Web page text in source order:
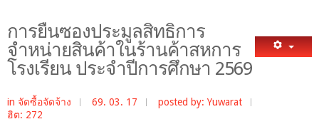
การยื่นซองประมูลสิทธิการ
จำหน่ายสินค้าในร้านค้าสหการ
โรงเรียน ประจำปีการศึกษา 2569
in จัดซื้อจัดจ้าง 69. 03. 17
posted by: Yuwarat
ฮิต: 272